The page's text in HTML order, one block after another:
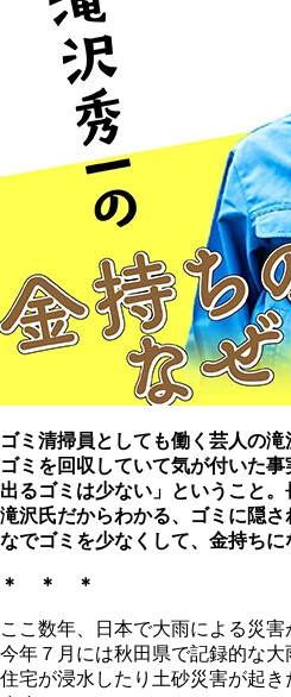
ゴミ清掃員としても働く芸人の滝
ゴミを回収していて気が付いた
出るゴミは少ない」ということ
滝沢氏だからわかる、ゴミに隠
なでゴミを少なくして、金持ちに
＊ ＊ ＊
ここ数年、日本で大雨による災害
今年７月には秋田県で記録的な
住宅が浸水したり土砂災害が起